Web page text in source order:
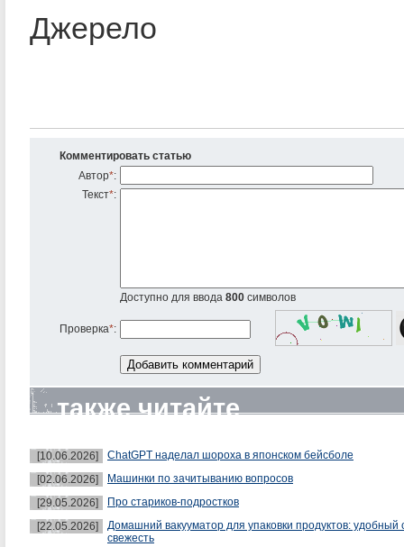
Джерело
Комментировать статью
Автор*:
Текст*:
Доступно для ввода 800 символов
Проверка*:
также читайте
[10.06.2026]
ChatGPT наделал шороха в японском бейсболе
[02.06.2026]
Машинки по зачитыванию вопросов
[29.05.2026]
Про стариков-подростков
[22.05.2026]
Домашний вакууматор для упаковки продуктов: удобный
свежесть